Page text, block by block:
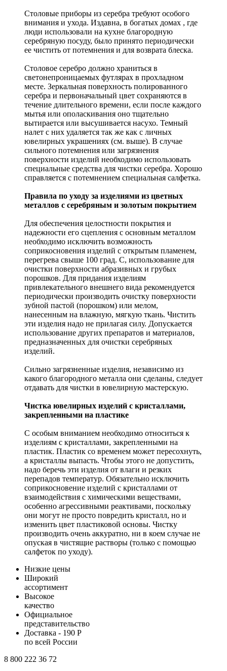
Столовые приборы из серебра требуют особого
внимания и ухода. Издавна, в богатых домах , где
люди использовали на кухне благородную
серебряную посуду, было принято периодически
ее чистить от потемнения и для возврата блеска.
Столовое серебро должно храниться в
светонепроницаемых футлярах в прохладном
месте. Зеркальная поверхность полированного
серебра и первоначальный цвет сохраняются в
течение длительного времени, если после каждого
мытья или ополаскивания оно тщательно
вытирается или высушивается насухо. Темный
налет с них удаляется так же как с личных
ювелирных украшениях (см. выше). В случае
сильного потемнения или загрязнения
поверхности изделий необходимо использовать
специальные средства для чистки серебра. Хорошо
справляется с потемнением специальная салфетка.
Правила по уходу за изделиями из цветных
металлов с серебряным и золотым покрытием
Для обеспечения целостности покрытия и
надежности его сцепления с основным металлом
необходимо исключить возможность
соприкосновения изделий с открытым пламенем,
перегрева свыше 100 град. С, использование для
очистки поверхности абразивных и грубых
порошков. Для придания изделиям
привлекательного внешнего вида рекомендуется
периодически производить очистку поверхности
зубной пастой (порошком) или мелом,
нанесенным на влажную, мягкую ткань. Чистить
эти изделия надо не прилагая силу. Допускается
использование других препаратов и материалов,
предназначенных для очистки серебряных
изделий.
Сильно загрязненные изделия, независимо из
какого благородного металла они сделаны, следует
отдавать для чистки в ювелирную мастерскую.
Чистка ювелирных изделий с кристаллами,
закрепленными на пластике
С особым вниманием необходимо относиться к
изделиям с кристаллами, закрепленными на
пластик. Пластик со временем может пересохнуть,
а кристаллы выпасть. Чтобы этого не допустить,
надо беречь эти изделия от влаги и резких
перепадов температур. Обязательно исключить
соприкосновение изделий с кристаллами от
взаимодействия с химическими веществами,
особенно агрессивными реактивами, поскольку
они могут не просто повредить кристалл, но и
изменить цвет пластиковой основы. Чистку
производить очень аккуратно, ни в коем случае не
опуская в чистящие растворы (только с помощью
салфеток по уходу).
Низкие цены
Широкий
ассортимент
Высокое
качество
Официальное
представительство
Доставка - 190 Р
по всей России
8 800 222 36 72